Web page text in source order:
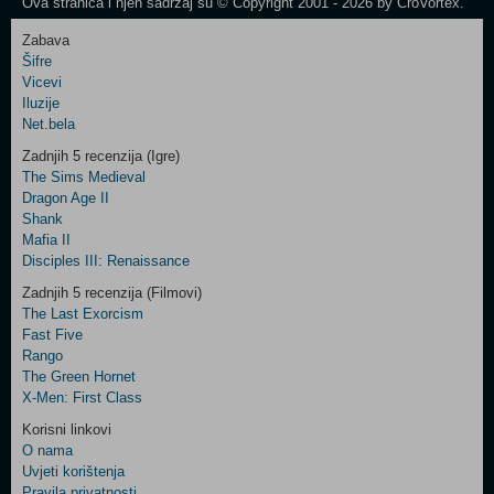
Control
Two
Newsletter
Control
Field
Three
Zabava
Šifre
Vicevi
Iluzije
Net.bela
Zadnjih 5 recenzija (Igre)
The Sims Medieval
Dragon Age II
Shank
Mafia II
Disciples III: Renaissance
Zadnjih 5 recenzija (Filmovi)
The Last Exorcism
Fast Five
Rango
The Green Hornet
X-Men: First Class
Korisni linkovi
O nama
Uvjeti korištenja